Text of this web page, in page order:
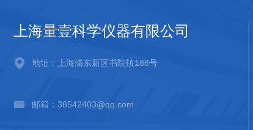
上海量壹科学仪器有限公司
地址：上海浦东新区书院镇188号
邮箱：38542403@qq.com